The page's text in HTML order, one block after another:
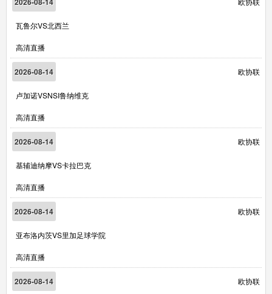
瓦鲁尔VS北西兰
高清直播
2026-08-14 欧协联
卢加诺VSNSI鲁纳维克
高清直播
2026-08-14 欧协联
基辅迪纳摩VS卡拉巴克
高清直播
2026-08-14 欧协联
亚布洛内茨VS里加足球学院
高清直播
2026-08-14 欧协联